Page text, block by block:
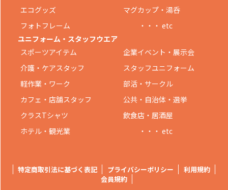
エコグッズ
マグカップ・湯呑
フォトフレーム
・・・ etc
ユニフォーム・スタッフウエア
スポーツアイテム
企業イベント・展示会
介護・ケアスタッフ
スタッフユニフォーム
軽作業・ワーク
部活・サークル
カフェ・店舗スタッフ
公共・自治体・選挙
クラスTシャツ
飲食店・居酒屋
ホテル・観光業
・・・ etc
特定商取引法に基づく表記 プライバシーポリシー
利用規約
会員規約